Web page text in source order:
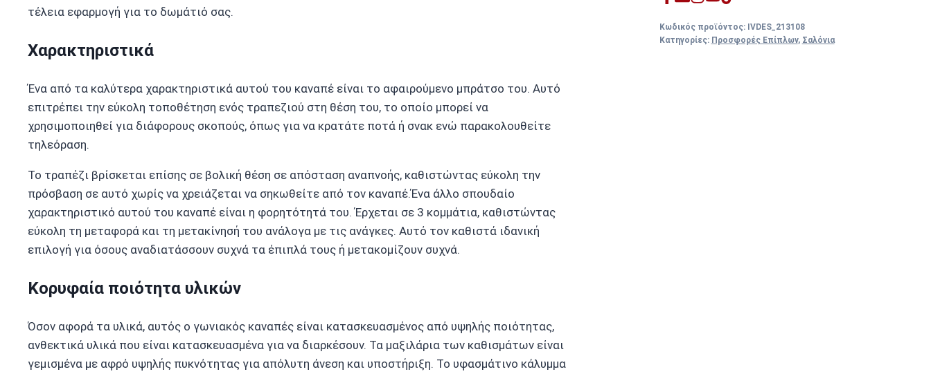
τέλεια εφαρμογή για το δωμάτιό σας.
Χαρακτηριστικά
Ένα από τα καλύτερα χαρακτηριστικά αυτού του καναπέ είναι το αφαιρούμενο μπράτσο του. Αυτό
επιτρέπει την εύκολη τοποθέτηση ενός τραπεζιού στη θέση του, το οποίο μπορεί να
χρησιμοποιηθεί για διάφορους σκοπούς, όπως για να κρατάτε ποτά ή σνακ ενώ παρακολουθείτε
τηλεόραση.
Το τραπέζι βρίσκεται επίσης σε βολική θέση σε απόσταση αναπνοής, καθιστώντας εύκολη την
πρόσβαση σε αυτό χωρίς να χρειάζεται να σηκωθείτε από τον καναπέ.Ένα άλλο σπουδαίο
χαρακτηριστικό αυτού του καναπέ είναι η φορητότητά του. Έρχεται σε 3 κομμάτια, καθιστώντας
εύκολη τη μεταφορά και τη μετακίνησή του ανάλογα με τις ανάγκες. Αυτό τον καθιστά ιδανική
επιλογή για όσους αναδιατάσσουν συχνά τα έπιπλά τους ή μετακομίζουν συχνά.
Κορυφαία ποιότητα υλικών
Όσον αφορά τα υλικά, αυτός ο γωνιακός καναπές είναι κατασκευασμένος από υψηλής ποιότητας,
ανθεκτικά υλικά που είναι κατασκευασμένα για να διαρκέσουν. Τα μαξιλάρια των καθισμάτων είναι
γεμισμένα με αφρό υψηλής πυκνότητας για απόλυτη άνεση και υποστήριξη. Το υφασμάτινο κάλυμμα
Κωδικός προϊόντος: IVDES_213108
Κατηγορίες: Προσφορές Επίπλων, Σαλόνια